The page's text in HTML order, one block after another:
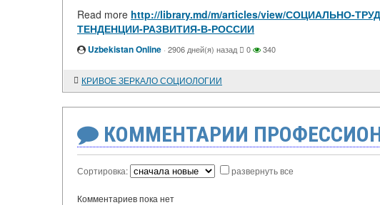
Read more http://library.md/m/articles/view/СОЦИАЛЬНО-
ТЕНДЕНЦИИ-РАЗВИТИЯ-В-РОССИИ
Uzbekistan Online · 2906 дней(я) назад 0 340
КРИВОЕ ЗЕРКАЛО СОЦИОЛОГИИ
КОММЕНТАРИИ
Сортировка: развернуть все
Комментариев пока нет